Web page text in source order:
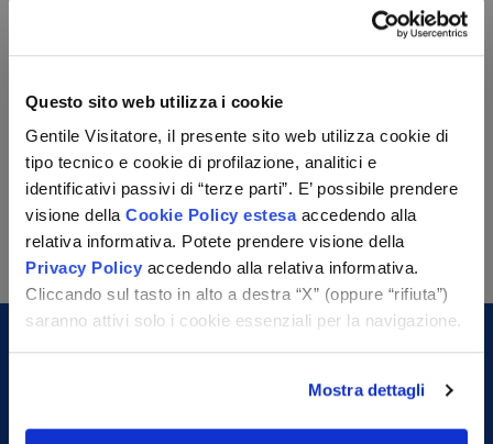
Questo sito web utilizza i cookie
Gentile Visitatore, il presente sito web utilizza cookie di
tipo tecnico e cookie di profilazione, analitici e
identificativi passivi di “terze parti”. E’ possibile prendere
visione della Cookie Policy estesaaccedendo alla
relativa informativa. Potete prendere visione della
Privacy Policy accedendo alla relativa informativa.
Cliccando sul tasto in alto a destra “X” (oppure “rifiuta”)
saranno attivi solo i cookie essenziali per la navigazione.
Mostra dettagli
P.IVA: 01652670215. Capitale sociale 120.000,00€
Agricoltura di Bolzano, BZ-154275
Ignas Tour S.p.A. è responsabile per i contenuti delle
inserzioni, per l’organizzazione,
coordinamento di viaggio e per la gestione di
eventuali reclami.